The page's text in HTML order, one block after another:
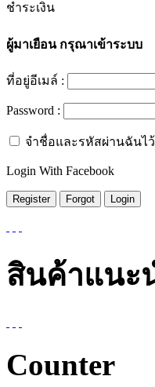
ชำระเงิน
ผู้มาเยือนกรุณาเข้าระบบ
ที่อยู่อีเมล์ :
Password :
จำชื่อและรหัสผ่านฉันไว้
Login With Facebook
สินค้าแนะ
Counter